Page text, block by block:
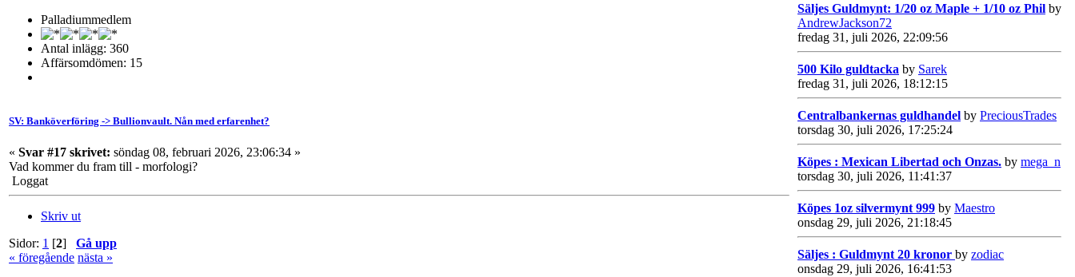
Palladiummedlem
Antal inlägg: 360
Affärsomdömen: 15
SV: Banköverföring -> Bullionvault. Nån med erfarenhet?
« Svar #17 skrivet: söndag 08, februari 2026, 23:06:34 »
Vad kommer du fram till - morfologi?
Loggat
Skriv ut
Sidor: 1 [2] Gå upp
« föregående nästa »
Säljes Guldmynt: 1/20 oz Maple + 1/10 oz Phil by
AndrewJackson72
fredag 31, juli 2026, 22:09:56
500 Kilo guldtacka by Sarek
fredag 31, juli 2026, 18:12:15
Centralbankernas guldhandel by PreciousTrades
torsdag 30, juli 2026, 17:25:24
Köpes : Mexican Libertad och Onzas. by mega_n
torsdag 30, juli 2026, 11:41:37
Köpes 1oz silvermynt 999 by Maestro
onsdag 29, juli 2026, 21:18:45
Säljes : Guldmynt 20 kronor by zodiac
onsdag 29, juli 2026, 16:41:53